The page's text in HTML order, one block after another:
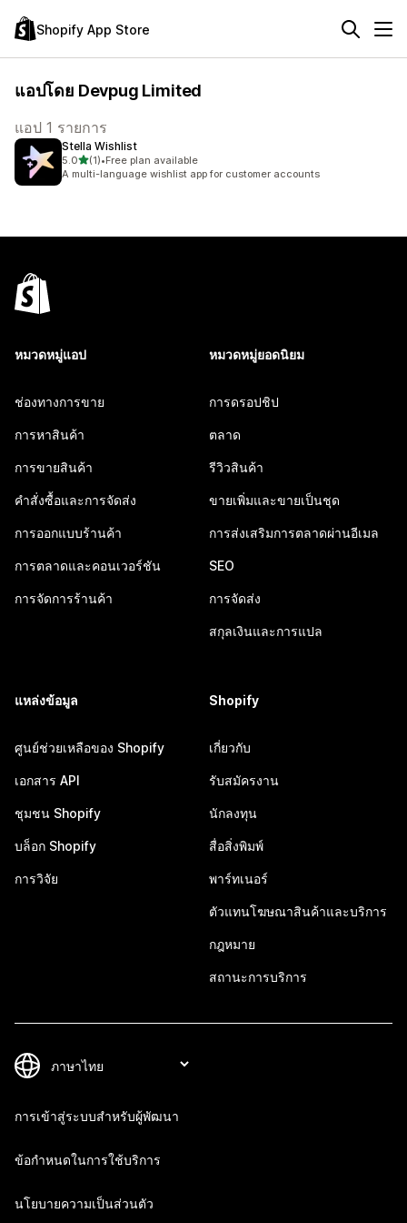
Shopify App Store
แอปโดย Devpug Limited
แอป 1 รายการ
Stella Wishlist
5.0เต็ม 5 ดาว
(1)
ทั้งหมด 1 รีวิว
•Free plan available
A multi-language wishlist app for customer accounts
หมวดหมู่แอป
ช่องทางการขาย
การหาสินค้า
การขายสินค้า
คำสั่งซื้อและการจัดส่ง
การออกแบบร้านค้า
การตลาดและคอนเวอร์ชัน
การจัดการร้านค้า
หมวดหมู่ยอดนิยม
การดรอปชิป
ตลาด
รีวิวสินค้า
ขายเพิ่มและขายเป็นชุด
การส่งเสริมการตลาดผ่านอีเมล
SEO
การจัดส่ง
สกุลเงินและการแปล
แหล่งข้อมูล
ศูนย์ช่วยเหลือของ Shopify
เอกสาร API
ชุมชน Shopify
บล็อก Shopify
การวิจัย
Shopify
เกี่ยวกับ
รับสมัครงาน
นักลงทุน
สื่อสิ่งพิมพ์
พาร์ทเนอร์
ตัวแทนโฆษณาสินค้าและบริการ
กฎหมาย
สถานะการบริการ
การเข้าสู่ระบบสำหรับผู้พัฒนา
ข้อกำหนดในการใช้บริการ
นโยบายความเป็นส่วนตัว